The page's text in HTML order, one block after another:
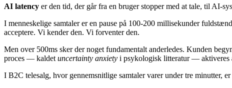
AI latency er den tid, der går fra en bruger stopper med at tale, til AI-
I menneskelige samtaler er en pause på 100-200 millisekunder
acceptere. Vi kender den. Vi forventer den.
Men over 500ms sker der noget fundamentalt anderledes. Kunden
proces — kaldetuncertainty anxiety i psykologisk litteratur — aktiveres
I B2C telesalg, hvor gennemsnitlige samtaler varer under tre minutter,